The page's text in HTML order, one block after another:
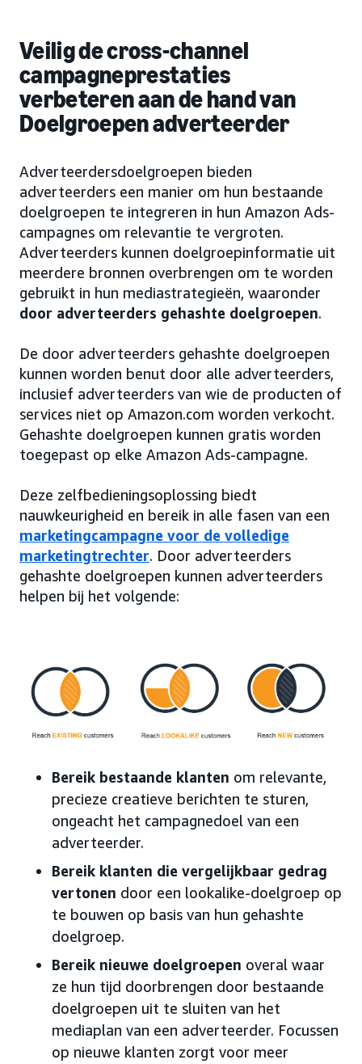
Veilig de cross-channel
campagneprestaties
verbeteren aan de hand van
Doelgroepen adverteerder
Adverteerdersdoelgroepen bieden
adverteerders een manier om hun bestaande
doelgroepen te integreren in hun Amazon Ads-
campagnes om relevantie te vergroten.
Adverteerders kunnen doelgroepinformatie uit
meerdere bronnen overbrengen om te worden
gebruikt in hun mediastrategieën, waaronder
door adverteerders gehashte doelgroepen.
De door adverteerders gehashte doelgroepen
kunnen worden benut door alle adverteerders,
inclusief adverteerders van wie de producten of
services niet op Amazon.com worden verkocht.
Gehashte doelgroepen kunnen gratis worden
toegepast op elke Amazon Ads-campagne.
Deze zelfbedieningsoplossing biedt
nauwkeurigheid en bereik in alle fasen van een
marketingcampagne voor de volledige
marketingtrechter. Door adverteerders
gehashte doelgroepen kunnen adverteerders
helpen bij het volgende:
Bereik bestaande klanten om relevante,
precieze creatieve berichten te sturen,
ongeacht het campagnedoel van een
adverteerder.
Bereik klanten die vergelijkbaar gedrag
vertonen door een lookalike-doelgroep op
te bouwen op basis van hun gehashte
doelgroep.
Bereik nieuwe doelgroepen overal waar
ze hun tijd doorbrengen door bestaande
doelgroepen uit te sluiten van het
mediaplan van een adverteerder. Focussen
op nieuwe klanten zorgt voor meer